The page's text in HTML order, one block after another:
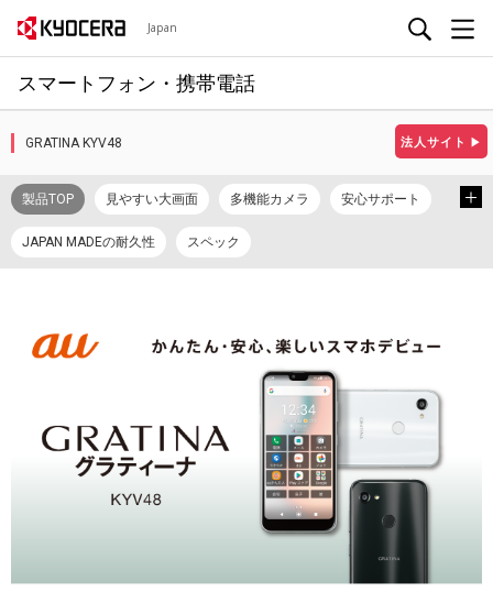
Japan
スマートフォン・携帯電話
法人サイト ▶
GRATINA KYV48
製品TOP 見やすい大画面 多機能カメラ 安心サポート
JAPAN MADEの耐久性 スペック
データ移行手順